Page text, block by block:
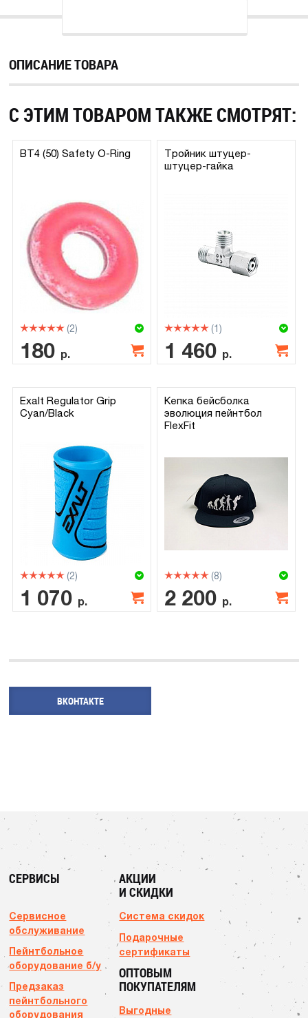
ОПИСАНИЕ ТОВАРА
С ЭТИМ ТОВАРОМ ТАКЖЕ СМОТРЯТ:
BT4 (50) Safety O-Ring
(2)
180 р.
Тройник штуцер-
штуцер-гайка
(1)
1 460 р.
Exalt Regulator Grip
Cyan/Black
(2)
1 070 р.
Кепка бейсболка
эволюция пейнтбол
FlexFit
(8)
2 200 р.
ВКОНТАКТЕ
СЕРВИСЫ
Сервисное
обслуживание
Пейнтбольное
оборудование б/у
Предзаказ
пейнтбольного
оборудования
АКЦИИ
И СКИДКИ
Система скидок
Подарочные
сертификаты
ОПТОВЫМ
ПОКУПАТЕЛЯМ
Выгодные